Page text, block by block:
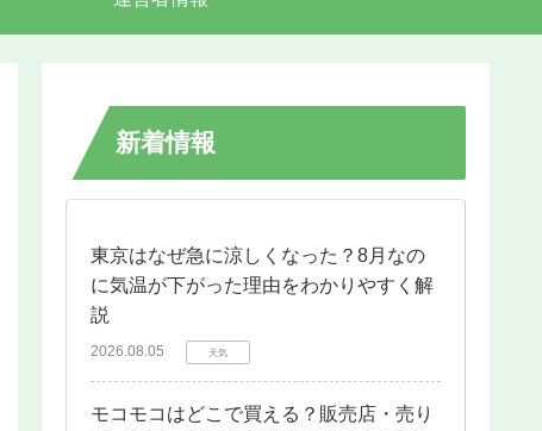
新着情報
東京はなぜ急に涼しくなった？8月なの
に気温が下がった理由をわかりやすく解
説
2026.08.05 天気
モコモコはどこで買える？販売店・売り